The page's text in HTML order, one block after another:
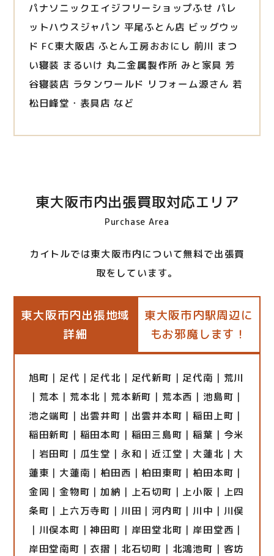
パナソニックエイジフリーショップふせ パレ
ットハウスジャパン 平尾ふとん店 ビッグウッ
ド FC東大阪店 ふとん工房おおにし 前川 まつ
い寝装 まるいけ 丸二金属製作所 みと家具 芳
谷寝装店 ラタンワールド リフォーム源さん 若
松日峰堂・表具店 など
東大阪市内出張買取対応エリア
Purchase Area
カイトルでは東大阪市内について無料で出張買
取をしています。
東大阪市内出張地域
詳細
東大阪市内駅周辺に
もお邪魔します！
旭町｜足代｜足代北｜足代新町｜足代南｜荒川
｜荒本｜荒本北｜荒本新町｜荒本西｜池島町｜
池之端町｜出雲井町｜出雲井本町｜稲田上町｜
稲田新町｜稲田本町｜稲田三島町｜稲葉｜今米
｜岩田町｜瓜生堂｜永和｜近江堂｜大蓮北｜大
蓮東｜大蓮南｜柏田西｜柏田東町｜柏田本町｜
金岡｜金物町｜加納｜上石切町｜上小阪｜上四
条町｜上六万寺町｜川田｜河内町｜川中｜川俣
｜川俣本町｜神田町｜岸田堂北町｜岸田堂西｜
岸田堂南町｜衣摺｜北石切町｜北鴻池町｜客坊